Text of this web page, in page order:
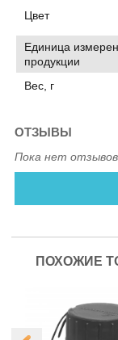
Цвет
Единица
продукции
Вес, г
ОТЗЫВЫ
Пока нет
ПОХОЖИЕ